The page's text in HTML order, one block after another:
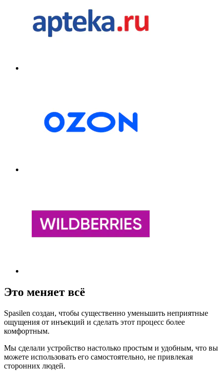
Это меняет всё
Spasilen создан, чтобы существенно уменьшить неприятные
ощущения от инъекций и сделать этот процесс более
комфортным.
Мы сделали устройство настолько простым и удобным, что вы
можете использовать его самостоятельно, не привлекая
сторонних людей.